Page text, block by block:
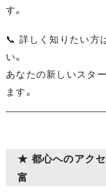
す。
📞 詳しく知りたい方
い。
あなたの新しいスタ
ます。
★ 都心へのアクセ
富